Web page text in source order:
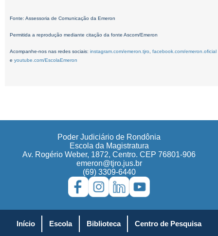
Fonte: Assessoria de Comunicação da Emeron
Permitida a reprodução mediante citação da fonte Ascom/Emeron
Acompanhe-nos nas redes sociais: instagram.com/emeron.tjro
facebook.com/emeron.oficial
e youtube.com/EscolaEmeron
Poder Judiciário de Rondônia
Escola da Magistratura
Av. Rogério Weber, 1872, Centro. CEP 76801-906
emeron@tjro.jus.br
(69) 3309-6440
Início Escola Biblioteca Centro de Pesquisa